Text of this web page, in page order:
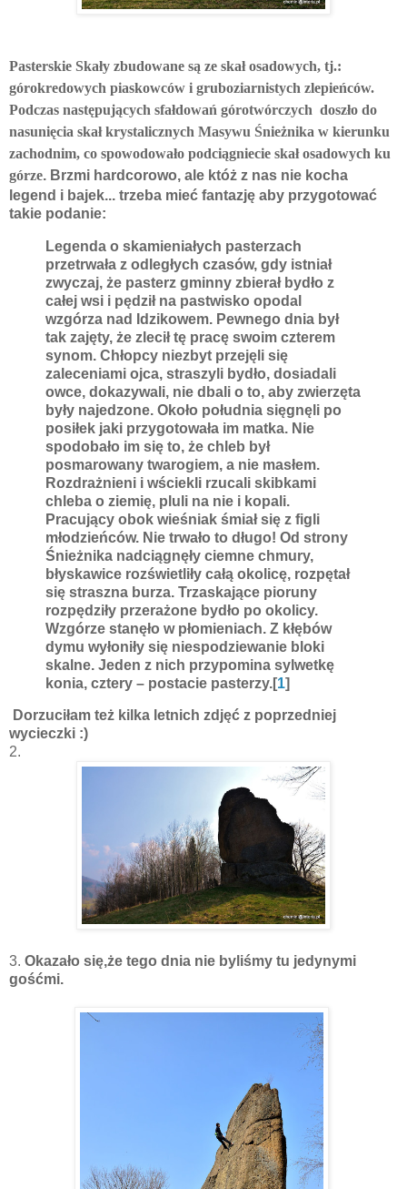
Pasterskie Skały zbudowane są ze skał osadowych, tj.:
górokredowych piaskowców i gruboziarnistych zlepieńców.
Podczas następujących sfałdowań górotwórczych doszło do
nasunięcia skał krystalicznych Masywu Śnieżnika w kierunku
zachodnim, co spowodowało podciągniecie skał osadowych ku
górze. Brzmi hardcorowo, ale któż z nas nie kocha
legend i bajek... trzeba mieć fantazję aby przygotować
takie podanie:
Legenda o skamieniałych pasterzach
przetrwała z odległych czasów, gdy istniał
zwyczaj, że pasterz gminny zbierał bydło z
całej wsi i pędził na pastwisko opodal
wzgórza nad Idzikowem. Pewnego dnia był
tak zajęty, że zlecił tę pracę swoim czterem
synom. Chłopcy niezbyt przejęli się
zaleceniami ojca, straszyli bydło, dosiadali
owce, dokazywali, nie dbali o to, aby zwierzęta
były najedzone. Około południa sięgnęli po
posiłek jaki przygotowała im matka. Nie
spodobało im się to, że chleb był
posmarowany twarogiem, a nie masłem.
Rozdrażnieni i wściekli rzucali skibkami
chleba o ziemię, pluli na nie i kopali.
Pracujący obok wieśniak śmiał się z figli
młodzieńców. Nie trwało to długo! Od strony
Śnieżnika nadciągnęły ciemne chmury,
błyskawice rozświetliły całą okolicę, rozpętał
się straszna burza. Trzaskające pioruny
rozpędziły przerażone bydło po okolicy.
Wzgórze stanęło w płomieniach. Z kłębów
dymu wyłoniły się niespodziewanie bloki
skalne. Jeden z nich przypomina sylwetkę
konia, cztery – postacie pasterzy.[1]
Dorzuciłam też kilka letnich zdjęć z poprzedniej
wycieczki :)
2.
3. Okazało się,że tego dnia nie byliśmy tu jedynymi
gośćmi.